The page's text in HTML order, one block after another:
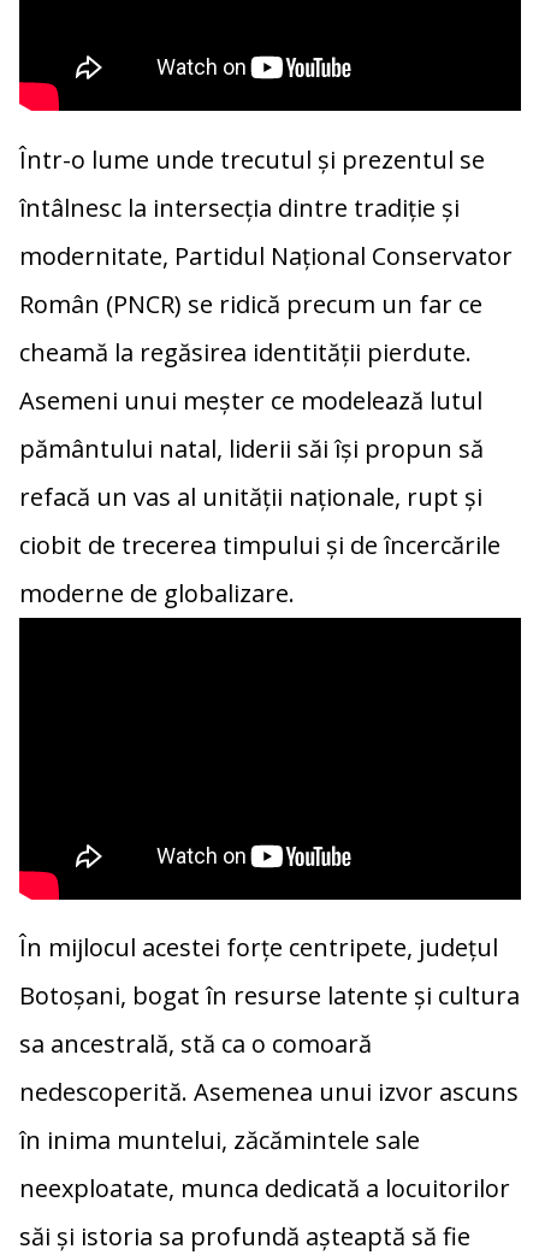
Într-o lume unde trecutul și prezentul se
întâlnesc la intersecția dintre tradiție și
modernitate, Partidul Național Conservator
Român (PNCR) se ridică precum un far ce
cheamă la regăsirea identității pierdute.
Asemeni unui meșter ce modelează lutul
pământului natal, liderii săi își propun să
refacă un vas al unității naționale, rupt și
ciobit de trecerea timpului și de încercările
moderne de globalizare.
În mijlocul acestei forțe centripete, județul
Botoșani, bogat în resurse latente și cultura
sa ancestrală, stă ca o comoară
nedescoperită. Asemenea unui izvor ascuns
în inima muntelui, zăcămintele sale
neexploatate, munca dedicată a locuitorilor
săi și istoria sa profundă așteaptă să fie